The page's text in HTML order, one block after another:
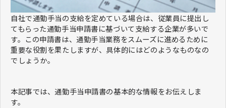
自社で通勤手当の支給を定めている場合は、従業員に提出し
てもらった通勤手当申請書に基づいて支給する企業が多いで
す。この申請書は、通勤手当業務をスムーズに進めるために
重要な役割を果たしますが、具体的にはどのようなものなの
でしょうか。
本記事では、通勤手当申請書の基本的な情報をお伝えしま
す。